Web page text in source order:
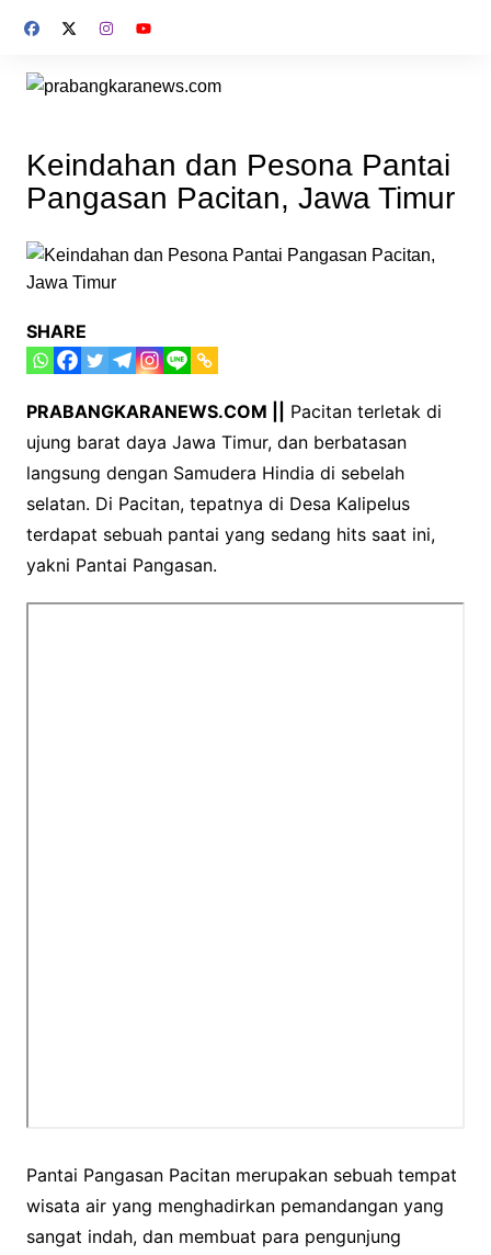
Keindahan dan Pesona Pantai
Pangasan Pacitan, Jawa Timur
SHARE
PRABANGKARANEWS.COM ||
Pacitan terletak di
ujung barat daya Jawa Timur, dan berbatasan
langsung dengan Samudera Hindia di sebelah
selatan. Di Pacitan, tepatnya di Desa Kalipelus
terdapat sebuah pantai yang sedang hits saat ini,
yakni Pantai Pangasan.
Pantai Pangasan Pacitan merupakan sebuah tempat
wisata air yang menghadirkan pemandangan yang
sangat indah, dan membuat para pengunjung